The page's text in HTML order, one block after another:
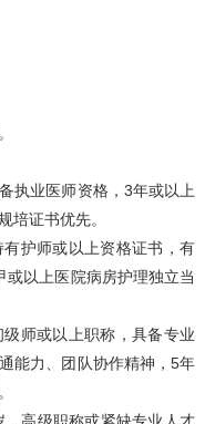
业医师资格，3年或以上
培证书优先。
护师或以上资格证书，有
以上医院病房护理独立当
师或以上职称，具备专业
能力、团队协作精神，5年